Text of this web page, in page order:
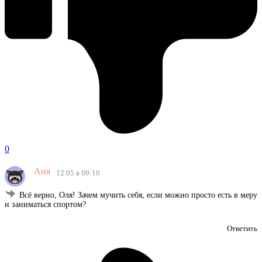
0
Аня 12.05 в 09:10
Всё верно, Оля! Зачем мучить себя, если можно просто есть в меру
и заниматься спортом?
Ответить